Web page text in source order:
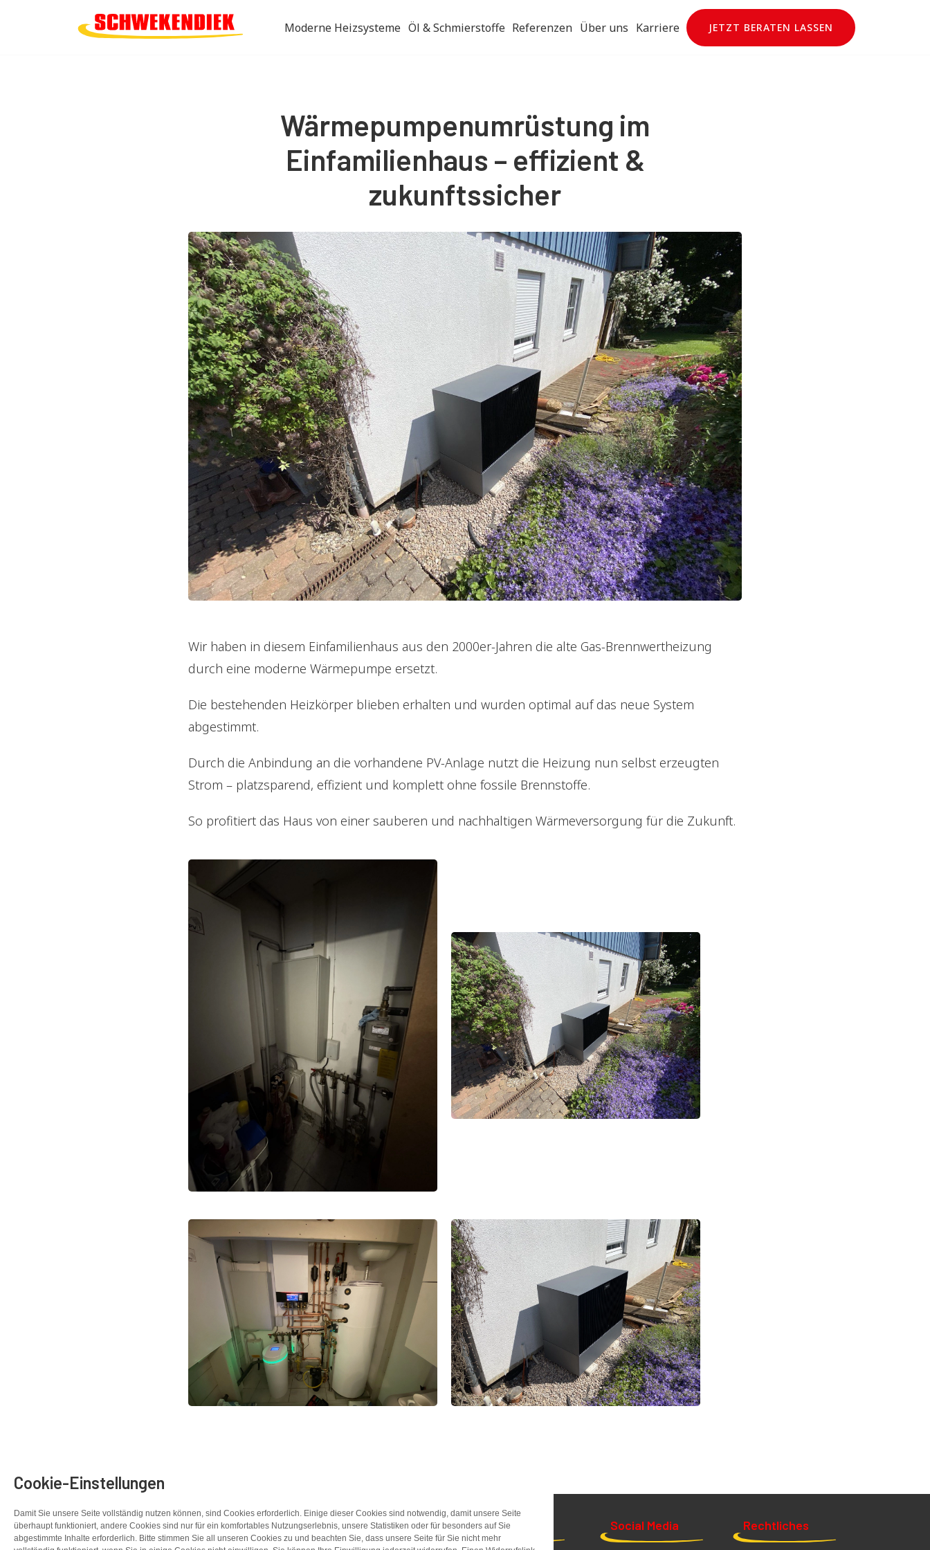
Moderne Heizsysteme Öl & Schmierstoffe Referenzen Über uns Karriere JETZT BERATEN LASSEN
Wärmepumpenumrüstung im
Einfamilienhaus – effizient &
zukunftssicher
Wir haben in diesem Einfamilienhaus aus den 2000er-Jahren die alte Gas-Brennwertheizung
durch eine moderne Wärmepumpe ersetzt.
Die bestehenden Heizkörper blieben erhalten und wurden optimal auf das neue System
abgestimmt.
Durch die Anbindung an die vorhandene PV-Anlage nutzt die Heizung nun selbst erzeugten
Strom – platzsparend, effizient und komplett ohne fossile Brennstoffe.
So profitiert das Haus von einer sauberen und nachhaltigen Wärmeversorgung für die Zukunft.
Leistungen Unternehmen Social Media Rechtliches
Cookie-Einstellungen
Damit Sie unsere Seite vollständig nutzen können, sind Cookies erforderlich. Einige dieser Cookies sind notwendig, damit unsere Seite
überhaupt funktioniert, andere Cookies sind nur für ein komfortables Nutzungserlebnis, unsere Statistiken oder für besonders auf Sie
abgestimmte Inhalte erforderlich. Bitte stimmen Sie all unseren Cookies zu und beachten Sie, dass unsere Seite für Sie nicht mehr